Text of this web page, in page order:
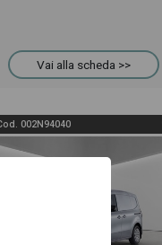
Vai alla scheda >>
002N94040